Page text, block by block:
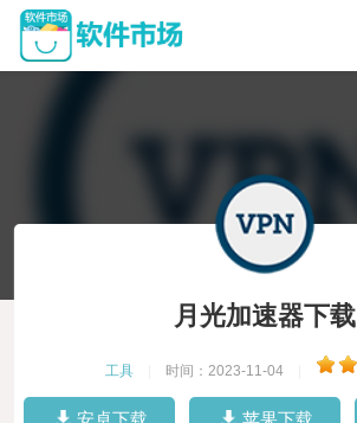
月光加速器下载
工具 时间：2023-11-04
安卓下载 苹果下载